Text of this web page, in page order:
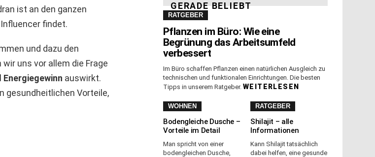
ist an den ganzen
findet.
und dazu den
wir uns vor allem die Frage
auswirkt.
gesundheitlichen Vorteile,
GERADE BELIEBT
RATGEBER
Pflanzen im Büro: Wie eine
Begrünung das Arbeitsumfeld
verbessert
Im Büro schaffen Pflanzen einen natürlichen Ausgleich zu
technischen und funktionalen Einrichtungen. Die besten
Tipps in unserem Ratgeber. WEITERLESEN
WOHNEN
Bodengleiche Dusche –
Vorteile im Detail
Man spricht von einer
bodengleichen Dusche,
RATGEBER
Shilajit – alle
Informationen
Kann Shilajit tatsächlich
dabei helfen, eine gesunde